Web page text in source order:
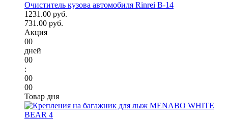
Очиститель кузова автомобиля Rinrei B-14
1231.00 руб.
731.00 руб.
Акция
00
дней
00
:
00
00
Товар дня